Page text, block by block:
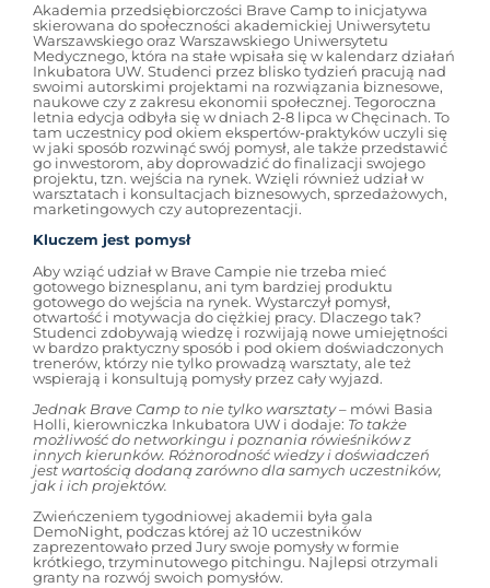
Akademia przedsiębiorczości Brave Camp to inicjatywa
skierowana do społeczności akademickiej Uniwersytetu
Warszawskiego oraz Warszawskiego Uniwersytetu
Medycznego, która na stałe wpisała się w kalendarz działań
Inkubatora UW. Studenci przez blisko tydzień pracują nad
swoimi autorskimi projektami na rozwiązania biznesowe,
naukowe czy z zakresu ekonomii społecznej. Tegoroczna
letnia edycja odbyła się w dniach 2-8 lipca w Chęcinach. To
tam uczestnicy pod okiem ekspertów-praktyków uczyli się
w jaki sposób rozwinąć swój pomysł, ale także przedstawić
go inwestorom, aby doprowadzić do finalizacji swojego
projektu, tzn. wejścia na rynek. Wzięli również udział w
warsztatach i konsultacjach biznesowych, sprzedażowych,
marketingowych czy autoprezentacji.
Kluczem jest pomysł
Aby wziąć udział w Brave Campie nie trzeba mieć
gotowego biznesplanu, ani tym bardziej produktu
gotowego do wejścia na rynek. Wystarczył pomysł,
otwartość i motywacja do ciężkiej pracy. Dlaczego tak?
Studenci zdobywają wiedzę i rozwijają nowe umiejętności
w bardzo praktyczny sposób i pod okiem doświadczonych
trenerów, którzy nie tylko prowadzą warsztaty, ale też
wspierają i konsultują pomysły przez cały wyjazd.
Jednak Brave Camp to nie tylko warsztaty– mówi Basia
Holli, kierowniczka Inkubatora UW i dodaje: To także
możliwość do networkingu i poznania rówieśników z
innych kierunków. Różnorodność wiedzy i doświadczeń
jest wartością dodaną zarówno dla samych uczestników,
jak i ich projektów.
Zwieńczeniem tygodniowej akademii była gala
DemoNight, podczas której aż 10 uczestników
zaprezentowało przed Jury swoje pomysły w formie
krótkiego, trzyminutowego pitchingu. Najlepsi otrzymali
granty na rozwój swoich pomysłów.